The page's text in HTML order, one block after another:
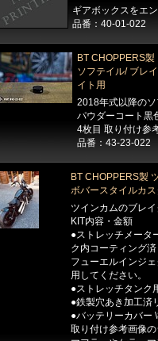
ギアボックスをエ
品番：40-01-022
BT CHOPPERS
ソフテイル/ ブレ
イト用
2018年式以降の
パウダーコート黒
4枚目 取り付け参
品番：43-23-022
BT CHOPPERS製
ボバースタイルカ
ツインカムのブレ
KIT内容・金額
●ストレッチメータ
ク内コーティング済
フューエルインジ
用してください。
●ストレッチタンク
●鉄製穴あき加工済
●バッテリーカバー
取り付け参考画像